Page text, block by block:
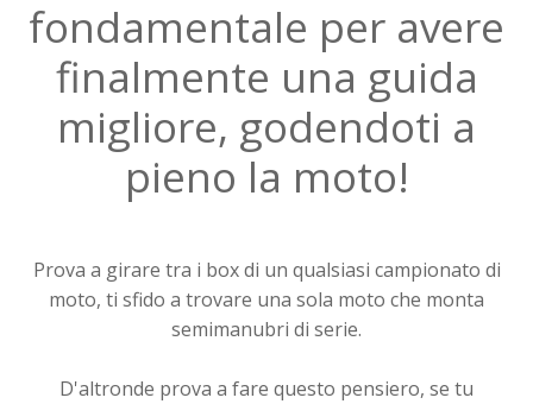
fondamentale per avere
finalmente una guida
migliore, godendoti a
pieno la moto!
Prova a girare tra i box di un qualsiasi campionato di
moto, ti sfido a trovare una sola moto che monta
semimanubri di serie.
D'altronde prova a fare questo pensiero, se tu